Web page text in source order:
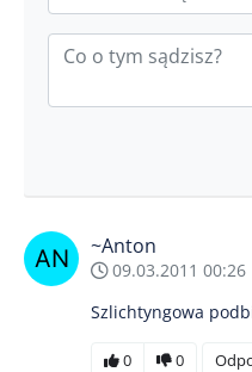
~Anton
09.03.2011 00:26
Szlichtyngowa
0 0